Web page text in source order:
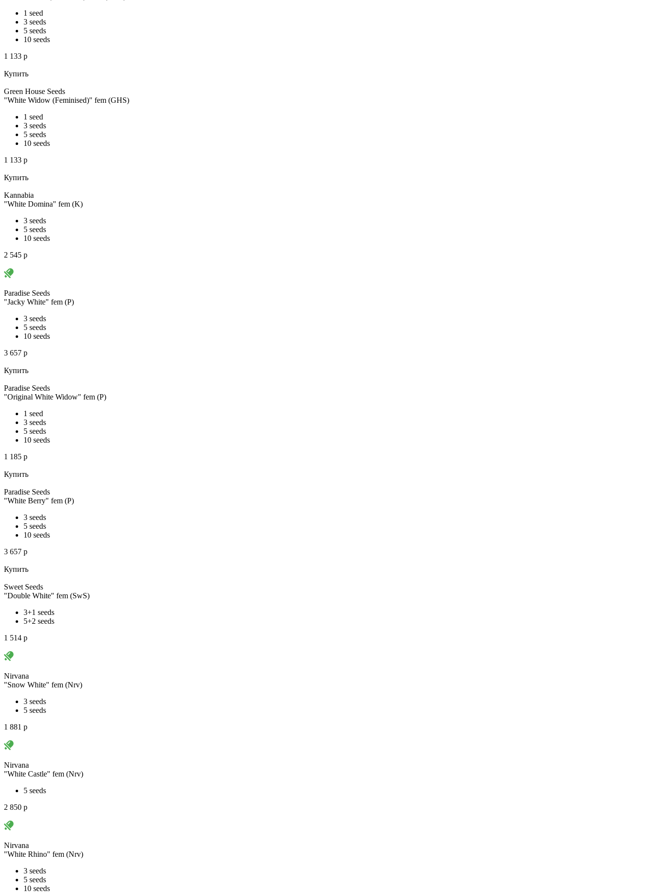
1 seed
3 seeds
5 seeds
10 seeds
1 133 p
Купить
Green House Seeds
"White Widow (Feminised)" fem (GHS)
1 seed
3 seeds
5 seeds
10 seeds
1 133 p
Купить
Kannabia
"White Domina" fem (K)
3 seeds
5 seeds
10 seeds
2 545 p
Paradise Seeds
"Jacky White" fem (P)
3 seeds
5 seeds
10 seeds
3 657 p
Купить
Paradise Seeds
"Original White Widow" fem (P)
1 seed
3 seeds
5 seeds
10 seeds
1 185 p
Купить
Paradise Seeds
"White Berry" fem (P)
3 seeds
5 seeds
10 seeds
3 657 p
Купить
Sweet Seeds
"Double White" fem (SwS)
3+1 seeds
5+2 seeds
1 514 p
Nirvana
"Snow White" fem (Nrv)
3 seeds
5 seeds
1 881 p
Nirvana
"White Castle" fem (Nrv)
5 seeds
2 850 p
Nirvana
"White Rhino" fem (Nrv)
3 seeds
5 seeds
10 seeds